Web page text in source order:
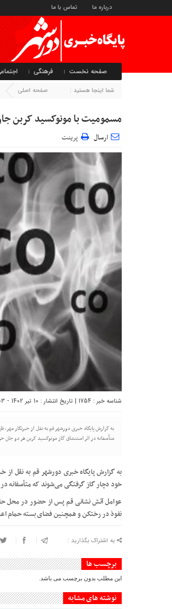
درباره ما تماس با ما
صفحه نخست فرهنگی
شما اینجا هستید : صفحه اصلی
مسمومیت با مونوکسید کربن جان ۲ شهروند قمی را
ارسال پرینت
شناسه خبر : 1754 | تاریخ انتشار : 10 تیر 1402 - 14:03 |
به گزارش پایگاه خبری دورشهر قم به نقل از خبرنگار
متأسفانه در اثر استنشاق گاز مونوکسید کربن هر دو
به گزارش پایگاه خبری دورشهر قم به نقل از
خود دچار گاز گرفتگی می‌شوند که متأسفانه
عوامل آتش نشانی قم پس از حضور در محل
نفوذ در رختکن و همچنین فضای بسته حمام
به اشتراک بگذارید :
برچسب ها
این مطلب بدون برچسب می باشد.
نوشته های مشابه